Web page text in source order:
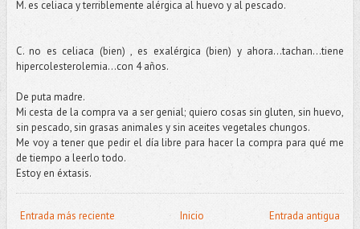
M. es celiaca y terriblemente alérgica al huevo y al pescado.
C. no es celiaca (bien) , es exalérgica (bien) y ahora...tachan...tiene
hipercolesterolemia...con 4 años.
De puta madre.
Mi cesta de la compra va a ser genial; quiero cosas sin gluten, sin huevo,
sin pescado, sin grasas animales y sin aceites vegetales chungos.
Me voy a tener que pedir el día libre para hacer la compra para qué me
de tiempo a leerlo todo.
Estoy en éxtasis.
Entrada más reciente Entrada antigua
Inicio